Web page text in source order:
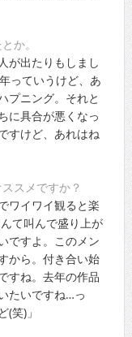
か。
が出たりもしまし
っていうけど、あ
プニング。それと
に具合が悪くなっ
すけど、あれはね
スメですか？
ワイワイ観ると楽
て叫んで盛り上が
ですよ。このメン
から。付き合い始
すね。去年の作品
たいですね…っ
笑)」